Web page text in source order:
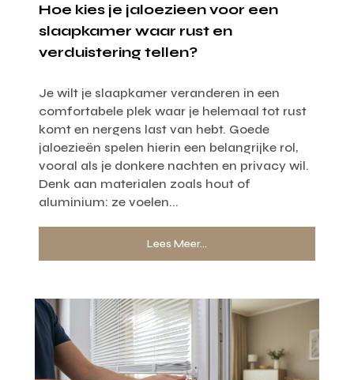
Hoe kies je jaloezieen voor een
slaapkamer waar rust en
verduistering tellen?
Je wilt je slaapkamer veranderen in een
comfortabele plek waar je helemaal tot rust
komt en nergens last van hebt. Goede
jaloezieën spelen hierin een belangrijke rol,
vooral als je donkere nachten en privacy wil.
Denk aan materialen zoals hout of
aluminium: ze voelen...
Lees Meer...